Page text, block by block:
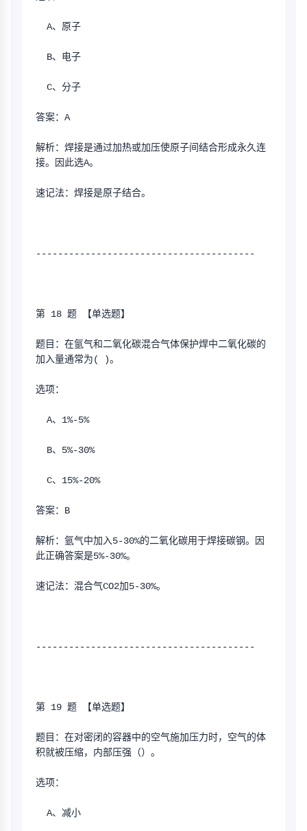
  A、原子
  B、电子
  C、分子
答案：A
解析：焊接是通过加热或加压使原子间结合形成永久连
接。因此选A。
速记法：焊接是原子结合。
----------------------------------------
第 18 题 【单选题】
题目：在氩气和二氧化碳混合气体保护焊中二氧化碳的
加入量通常为( )。
选项：
  A、1%-5%
  B、5%-30%
  C、15%-20%
答案：B
解析：氩气中加入5-30%的二氧化碳用于焊接碳钢。因
此正确答案是5%-30%。
速记法：混合气CO2加5-30%。
----------------------------------------
第 19 题 【单选题】
题目：在对密闭的容器中的空气施加压力时，空气的体
积就被压缩，内部压强（）。
选项：
  A、减小